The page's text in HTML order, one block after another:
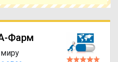
цене и наличию.
Фарм